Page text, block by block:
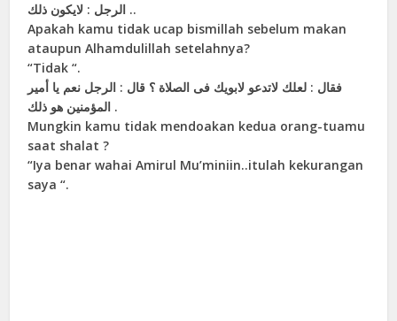
ﺍﻟﺮﺟﻞ : ﻻﻳﻜﻮﻥ ﺫﻟﻚ ..
Apakah kamu tidak ucap bismillah sebelum makan
ataupun Alhamdulillah setelahnya?
“Tidak “.
ﻓﻘﺎﻝ : ﻟﻌﻠﻚ ﻻﺗﺪﻋﻮ ﻻﺑﻮﻳﻚ ﻓﻰ ﺍﻟﺼﻼﺓ ؟ ﻗﺎﻝ : ﺍﻟﺮﺟﻞ ﻧﻌﻢ ﻳﺎ ﺃﻣﻴﺮ
ﺍﻟﻤﺆﻣﻨﻴﻦ ﻫﻮ ﺫﻟﻚ .
Mungkin kamu tidak mendoakan kedua orang-tuamu
saat shalat ?
“Iya benar wahai Amirul Mu’miniin..itulah kekurangan
saya “.